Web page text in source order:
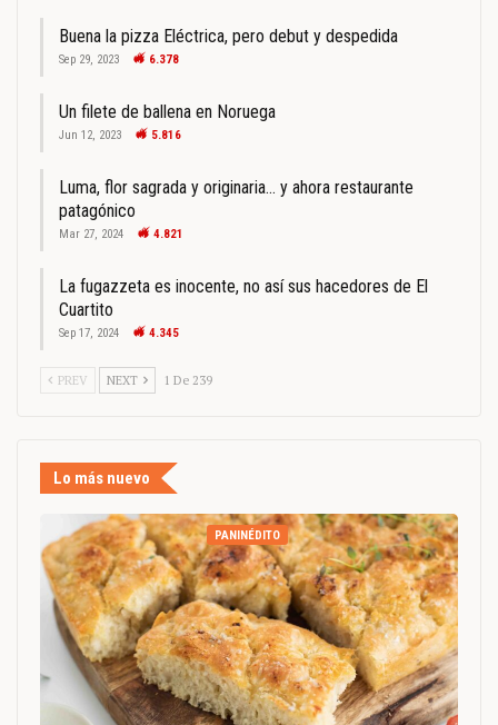
Buena la pizza Eléctrica, pero debut y despedida
Sep 29, 2023 6.378
Un filete de ballena en Noruega
Jun 12, 2023 5.816
Luma, flor sagrada y originaria… y ahora restaurante
patagónico
Mar 27, 2024 4.821
La fugazzeta es inocente, no así sus hacedores de El
Cuartito
Sep 17, 2024 4.345
PREV NEXT 1 De 239
Lo más nuevo
PANINÉDITO